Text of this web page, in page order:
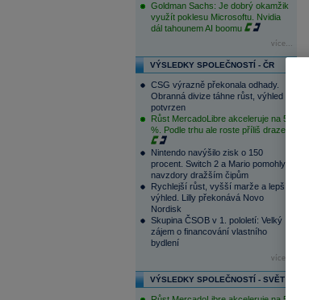
Goldman Sachs: Je dobrý okamžik
využít poklesu Microsoftu. Nvidia
dál tahounem AI boomu
více...
VÝSLEDKY SPOLEČNOSTÍ - ČR
CSG výrazně překonala odhady.
Obranná divize táhne růst, výhled
potvrzen
Růst MercadoLibre akceleruje na 50
%. Podle trhu ale roste příliš draze
Nintendo navýšilo zisk o 150
procent. Switch 2 a Mario pomohly
navzdory dražším čipům
Rychlejší růst, vyšší marže a lepší
výhled. Lilly překonává Novo
Nordisk
Skupina ČSOB v 1. pololetí: Velký
zájem o financování vlastního
bydlení
více...
VÝSLEDKY SPOLEČNOSTÍ - SVĚT